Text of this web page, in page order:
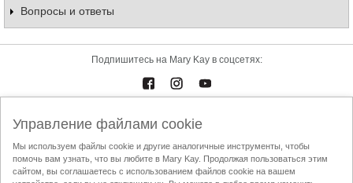
Вопросы и ответы
Подпишитесь на Mary Kay в соцсетях:
Каталоги Контакты
Условия использования Доставка и оплата
Mary Kay InTouch
Политика конфиденциальности
Управление файлами cookie
Мы используем файлы cookie и другие аналогичные инструменты, чтобы
помочь вам узнать, что вы любите в Mary Kay. Продолжая пользоваться этим
сайтом, вы соглашаетесь с использованием файлов cookie на вашем